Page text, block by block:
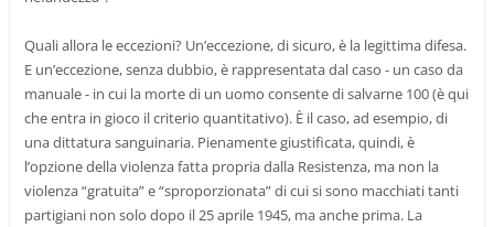
Quali allora le eccezioni? Un’eccezione, di sicuro, è la legittima difesa.
E un’eccezione, senza dubbio, è rappresentata dal caso - un caso da
manuale - in cui la morte di un uomo consente di salvarne 100 (è qui
che entra in gioco il criterio quantitativo). È il caso, ad esempio, di
una dittatura sanguinaria. Pienamente giustificata, quindi, è
l’opzione della violenza fatta propria dalla Resistenza, ma non la
violenza “gratuita” e “sproporzionata” di cui si sono macchiati tanti
partigiani non solo dopo il 25 aprile 1945, ma anche prima. La